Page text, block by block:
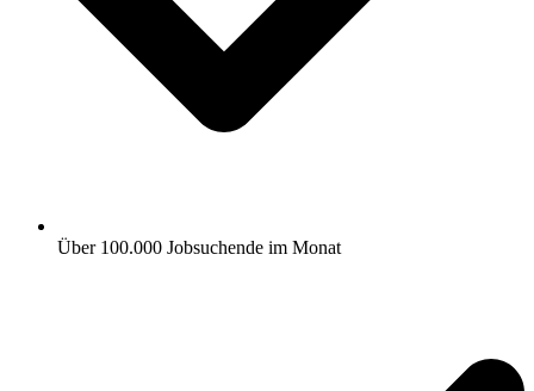
Über 100.000 Jobsuchende im Monat